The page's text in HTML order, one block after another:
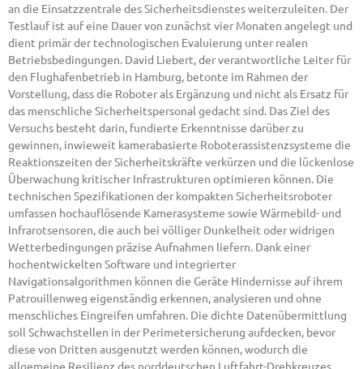
an die Einsatzzentrale des Sicherheitsdienstes weiterzuleiten. Der
Testlauf ist auf eine Dauer von zunächst vier Monaten angelegt und
dient primär der technologischen Evaluierung unter realen
Betriebsbedingungen. David Liebert, der verantwortliche Leiter für
den Flughafenbetrieb in Hamburg, betonte im Rahmen der
Vorstellung, dass die Roboter als Ergänzung und nicht als Ersatz für
das menschliche Sicherheitspersonal gedacht sind. Das Ziel des
Versuchs besteht darin, fundierte Erkenntnisse darüber zu
gewinnen, inwieweit kamerabasierte Roboterassistenzsysteme die
Reaktionszeiten der Sicherheitskräfte verkürzen und die lückenlose
Überwachung kritischer Infrastrukturen optimieren können. Die
technischen Spezifikationen der kompakten Sicherheitsroboter
umfassen hochauflösende Kamerasysteme sowie Wärmebild- und
Infrarotsensoren, die auch bei völliger Dunkelheit oder widrigen
Wetterbedingungen präzise Aufnahmen liefern. Dank einer
hochentwickelten Software und integrierter
Navigationsalgorithmen können die Geräte Hindernisse auf ihrem
Patrouillenweg eigenständig erkennen, analysieren und ohne
menschliches Eingreifen umfahren. Die dichte Datenübermittlung
soll Schwachstellen in der Perimetersicherung aufdecken, bevor
diese von Dritten ausgenutzt werden können, wodurch die